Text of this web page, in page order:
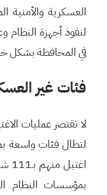
العسكرية والأمنية
لنفوذ أجهزة النظام
في المحافظة بشكل
فئات غير
لا تقتصر عمليات
لتطال فئات واسعة
بمؤسسات النظام